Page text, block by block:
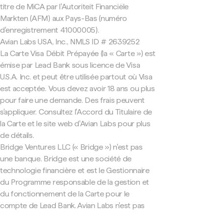
titre de MiCA par l'Autoriteit Financiële
Markten (AFM) aux Pays-Bas (numéro
d'enregistrement 41000005).
Avian Labs USA, Inc., NMLS ID # 2639252
La Carte Visa Débit Prépayée (la « Carte ») est
émise par Lead Bank sous licence de Visa
U.S.A. Inc. et peut être utilisée partout où Visa
est acceptée. Vous devez avoir 18 ans ou plus
pour faire une demande. Des frais peuvent
s'appliquer. Consultez l'Accord du Titulaire de
la Carte et le site web d'Avian Labs pour plus
de détails.
Bridge Ventures LLC (« Bridge ») n'est pas
une banque. Bridge est une société de
technologie financière et est le Gestionnaire
du Programme responsable de la gestion et
du fonctionnement de la Carte pour le
compte de Lead Bank. Avian Labs n'est pas